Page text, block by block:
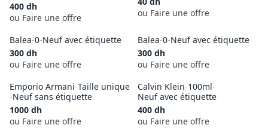
400 dh
ou Faire une offre
ou Faire une offre
Balea-0-Neuf avec étiquette
300 dh
ou Faire une offre
Balea-0-Neuf avec étiquette
300 dh
ou Faire une offre
Emporio Armani-Taille unique
-Neuf sans étiquette
1000 dh
ou Faire une offre
Calvin Klein-100ml-
Neuf avec étiquette
400 dh
ou Faire une offre